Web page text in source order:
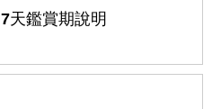
7天鑑賞期說明